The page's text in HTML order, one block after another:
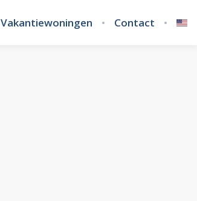
Vakantiewoningen Contact